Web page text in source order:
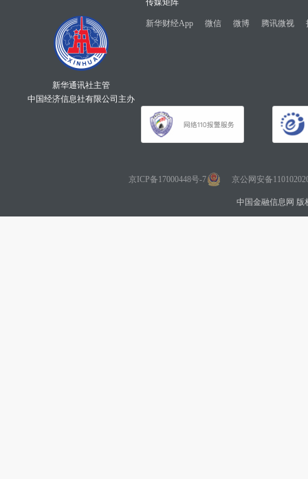
新华通讯社主管
中国经济信息社有限公司主办
新华财经App 微信 微博 腾讯微视
京ICP备17000448号-7 京公网安备
中国金融信息网 版